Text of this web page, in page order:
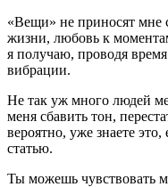
«Вещи» не приносят мне
жизни, любовь к
я получаю, проводя
вибрации.
Не так уж много людей
меня сбавить тон,
вероятно, уже знаете
статью.
Ты можешь чувствовать